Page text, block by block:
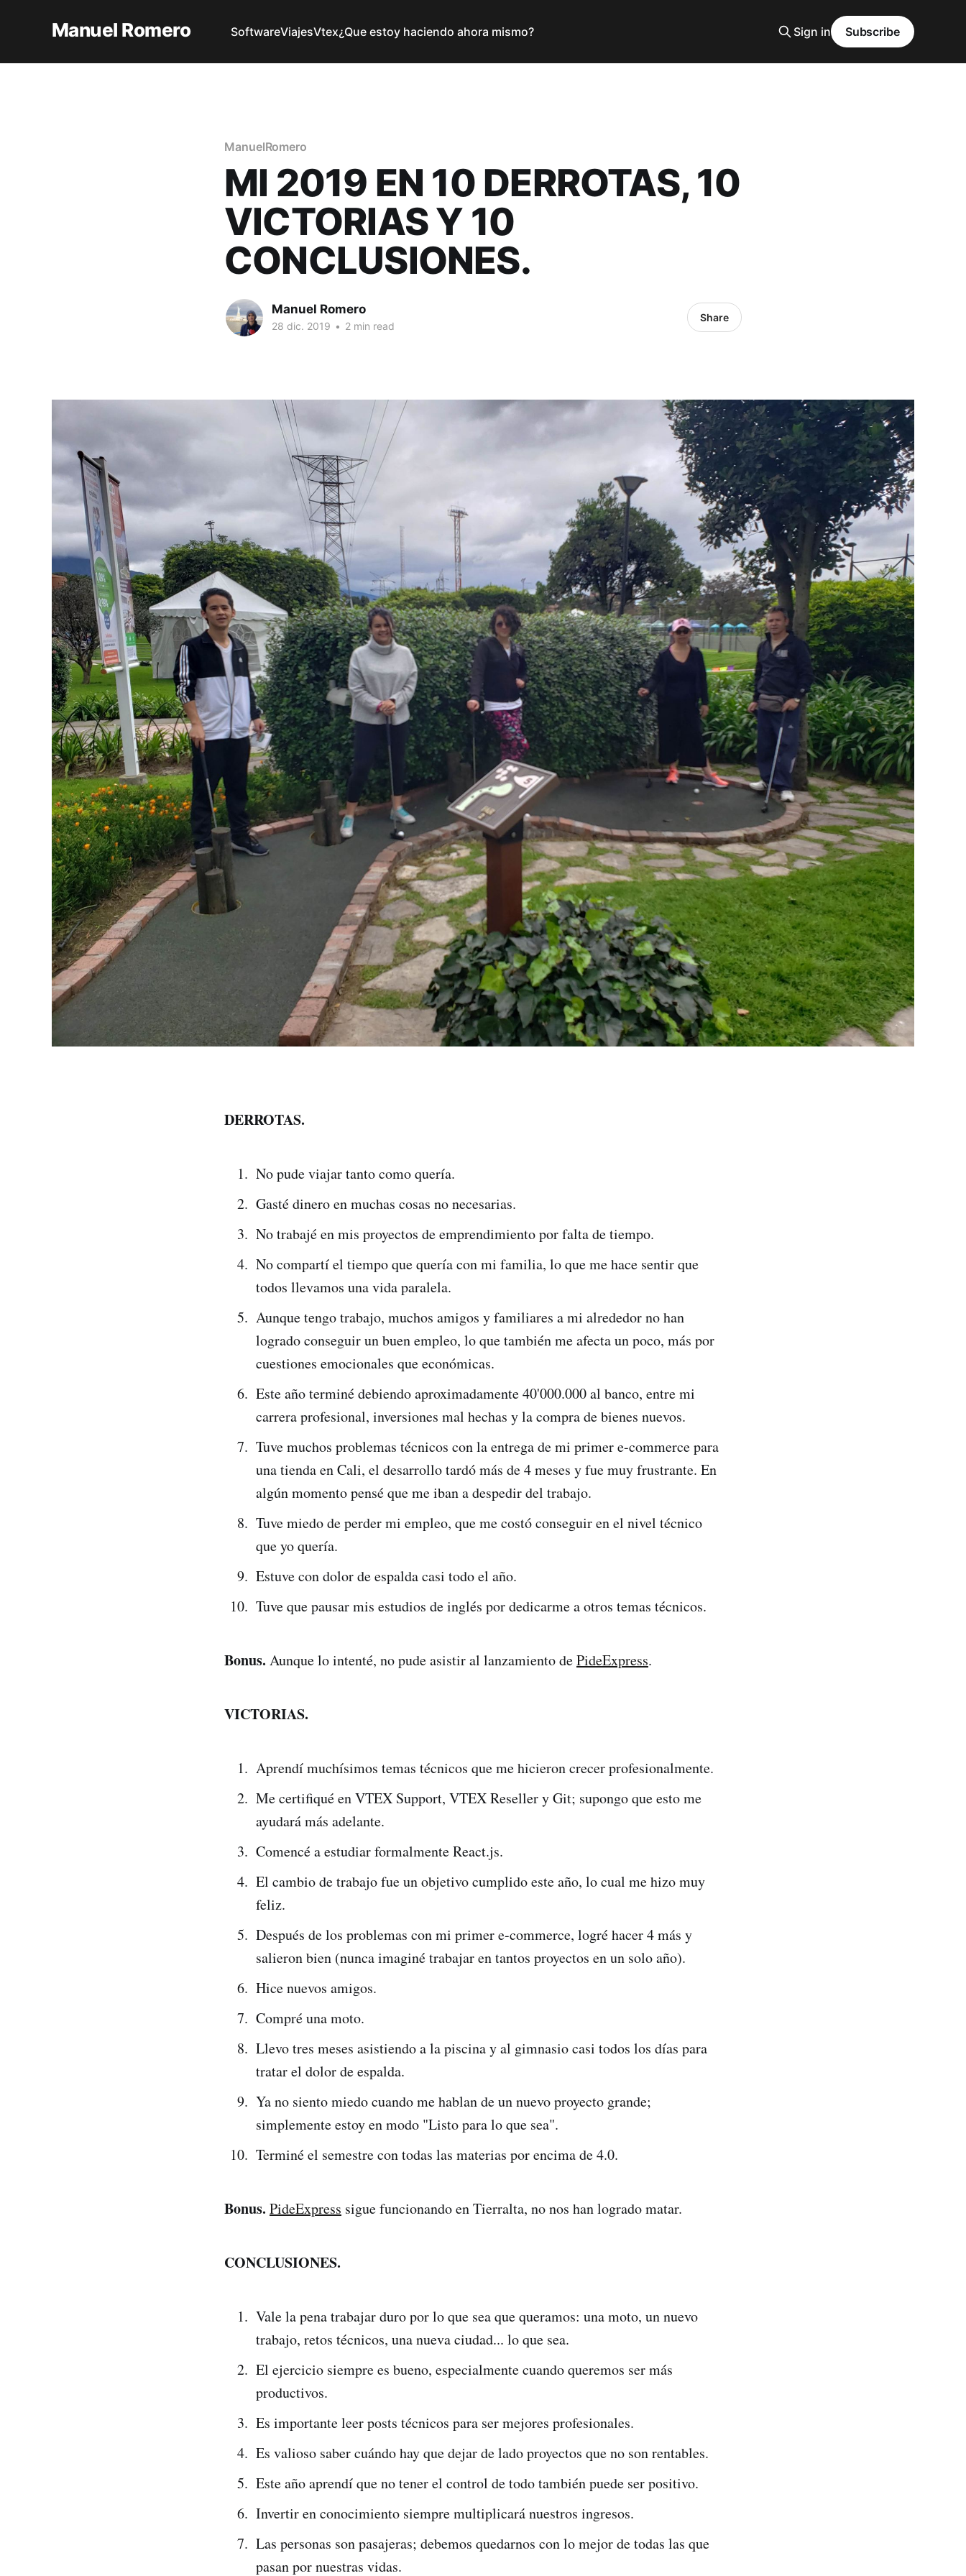
Manuel Romero SoftwareViajesVtex¿Que estoy haciendo ahora mismo? Sign in Subscribe
ManuelRomero
MI 2019 EN 10 DERROTAS, 10
VICTORIAS Y 10
CONCLUSIONES.
Manuel Romero
28 dic. 2019 • 2 min read
Share
DERROTAS.
No pude viajar tanto como quería.
Gasté dinero en muchas cosas no necesarias.
No trabajé en mis proyectos de emprendimiento por falta de tiempo.
No compartí el tiempo que quería con mi familia, lo que me hace sentir que
todos llevamos una vida paralela.
Aunque tengo trabajo, muchos amigos y familiares a mi alrededor no han
logrado conseguir un buen empleo, lo que también me afecta un poco, más por
cuestiones emocionales que económicas.
Este año terminé debiendo aproximadamente 40'000.000 al banco, entre mi
carrera profesional, inversiones mal hechas y la compra de bienes nuevos.
Tuve muchos problemas técnicos con la entrega de mi primer e-commerce para
una tienda en Cali, el desarrollo tardó más de 4 meses y fue muy frustrante. En
algún momento pensé que me iban a despedir del trabajo.
Tuve miedo de perder mi empleo, que me costó conseguir en el nivel técnico
que yo quería.
Estuve con dolor de espalda casi todo el año.
Tuve que pausar mis estudios de inglés por dedicarme a otros temas técnicos.
Bonus. Aunque lo intenté, no pude asistir al lanzamiento dePideExpress.
VICTORIAS.
Aprendí muchísimos temas técnicos que me hicieron crecer profesionalmente.
Me certifiqué en VTEX Support, VTEX Reseller y Git; supongo que esto me
ayudará más adelante.
Comencé a estudiar formalmente React.js.
El cambio de trabajo fue un objetivo cumplido este año, lo cual me hizo muy
feliz.
Después de los problemas con mi primer e-commerce, logré hacer 4 más y
salieron bien (nunca imaginé trabajar en tantos proyectos en un solo año).
Hice nuevos amigos.
Compré una moto.
Llevo tres meses asistiendo a la piscina y al gimnasio casi todos los días para
tratar el dolor de espalda.
Ya no siento miedo cuando me hablan de un nuevo proyecto grande;
simplemente estoy en modo "Listo para lo que sea".
Terminé el semestre con todas las materias por encima de 4.0.
Bonus. PideExpress sigue funcionando en Tierralta, no nos han logrado matar.
CONCLUSIONES.
Vale la pena trabajar duro por lo que sea que queramos: una moto, un nuevo
trabajo, retos técnicos, una nueva ciudad... lo que sea.
El ejercicio siempre es bueno, especialmente cuando queremos ser más
productivos.
Es importante leer posts técnicos para ser mejores profesionales.
Es valioso saber cuándo hay que dejar de lado proyectos que no son rentables.
Este año aprendí que no tener el control de todo también puede ser positivo.
Invertir en conocimiento siempre multiplicará nuestros ingresos.
Las personas son pasajeras; debemos quedarnos con lo mejor de todas las que
pasan por nuestras vidas.